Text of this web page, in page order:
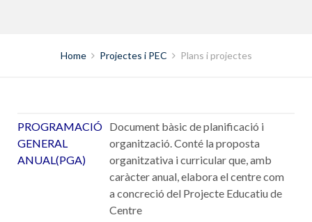
Home Projectes i PEC Plans i projectes
PROGRAMACIÓ
GENERAL
ANUAL(PGA)
Document bàsic de planificació i
organització. Conté la proposta
organitzativa i curricular que, amb
caràcter anual, elabora el centre com
a concreció del Projecte Educatiu de
Centre